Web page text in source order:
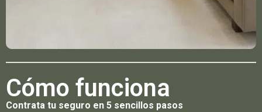
Cómo funciona
Contrata tu seguro en 5 sencillos pasos